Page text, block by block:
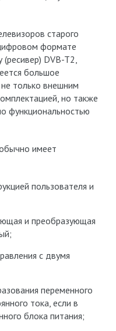
старого
формате
(ресивер) DVB-T2,
большое
только внешним
но также
функциональностью
имеет
пользователя и
и преобразующая
с двумя
переменного
тока, если в
блока питания;